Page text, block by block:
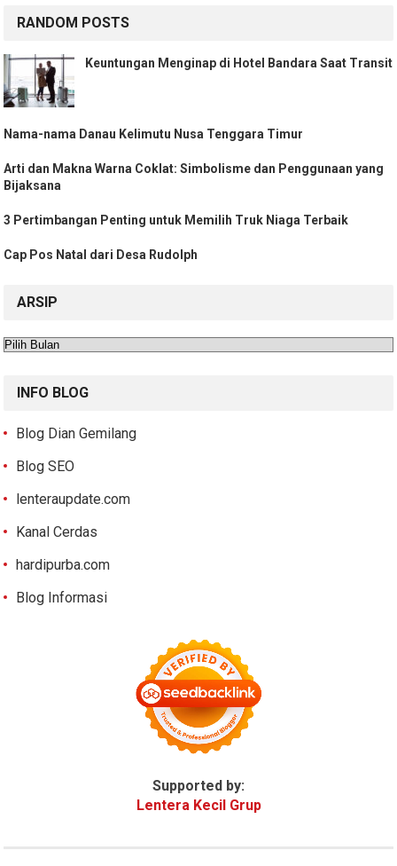
RANDOM POSTS
Keuntungan Menginap di Hotel Bandara Saat Transit
Nama-nama Danau Kelimutu Nusa Tenggara Timur
Arti dan Makna Warna Coklat: Simbolisme dan Penggunaan yang
Bijaksana
3 Pertimbangan Penting untuk Memilih Truk Niaga Terbaik
Cap Pos Natal dari Desa Rudolph
ARSIP
Arsip
INFO BLOG
Blog Dian Gemilang
Blog SEO
lenteraupdate.com
Kanal Cerdas
hardipurba.com
Blog Informasi
Supported by:
Lentera Kecil Grup